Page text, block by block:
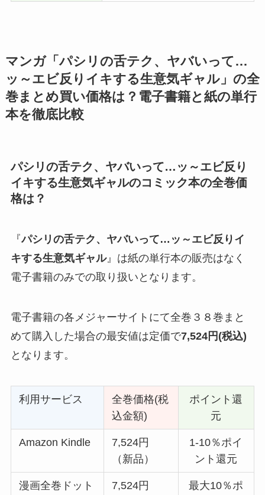
マンガ「パシリの舌テク、ヤバいって…
ッ～エビ反りイキする生意気ギャル」の全
巻まとめ買い価格は？電子書籍と紙の単行
本を徹底比較
パシリの舌テク、ヤバいって…ッ～エビ反り
イキする生意気ギャルのコミック本の全巻価
格は？
『パシリの舌テク、ヤバいって…ッ～エビ反りイ
キする生意気ギャル』は紙の単行本の販売はなく
電子書籍のみでの取り扱いとなります。
電子書籍の各メジャーサイトにて全巻３８巻まと
めて購入した場合の最安値は定価で7,524円(税込)
となります。
利用サービス
全巻価格(税
込金額)
ポイント還
元
Amazon Kindle
7,524円
（新品）
1-10％ポイ
ント還元
漫画全巻ドット
7,524円
最大10％ポ